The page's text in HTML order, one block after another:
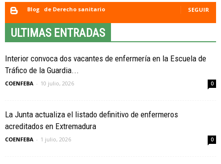
Blog de Derecho sanitario SEGUIR
ULTIMAS ENTRADAS
Interior convoca dos vacantes de enfermería en la Escuela de
Tráfico de la Guardia...
COENFEBA - 10 julio, 2026 0
La Junta actualiza el listado definitivo de enfermeros
acreditados en Extremadura
COENFEBA - 1 julio, 2026 0